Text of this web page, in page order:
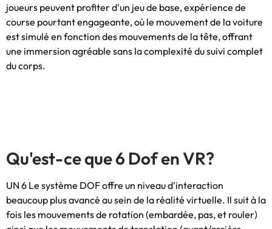
joueurs peuvent profiter d'un jeu de base, expérience de
course pourtant engageante, où le mouvement de la voiture
est simulé en fonction des mouvements de la tête, offrant
une immersion agréable sans la complexité du suivi complet
du corps.
Qu'est-ce que 6 Dof en VR?
UN 6 Le système DOF offre un niveau d'interaction
beaucoup plus avancé au sein de la réalité virtuelle. Il suit à la
fois les mouvements de rotation (embardée, pas, et rouler)